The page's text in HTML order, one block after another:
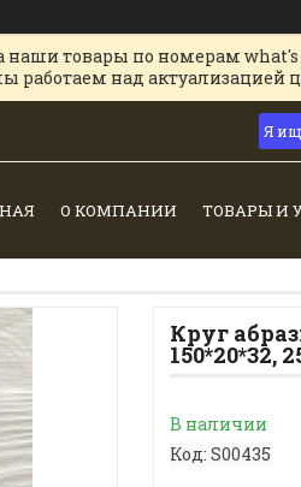
товары по номерам what's
работаем над актуализацией
О КОМПАНИИ ТОВАРЫ И
Круг
150*20*32,
В наличии
Код: S00435